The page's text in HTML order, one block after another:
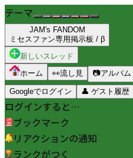
テーマ
JAM's FANDOM
ミセスファン専用掲示板 / β
新しいスレッド
ホーム
👀流し見 📷アルバム
Googleでログイン 👤 ゲスト履歴
ログインすると…
ブックマーク
リアクションの通知
ランクがつく